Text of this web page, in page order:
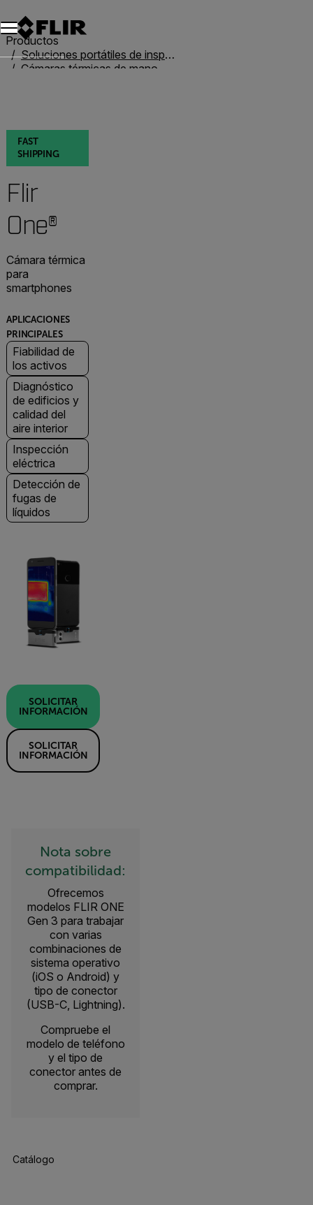
Productos
Soluciones portátiles de inspección
Cámaras térmicas de mano
FAST
SHIPPING
Flir
One®
Cámara térmica
para
smartphones
APLICACIONES
PRINCIPALES
Fiabilidad de
los activos
Diagnóstico
de edificios y
calidad del
aire interior
Inspección
eléctrica
Detección de
fugas de
líquidos
SOLICITAR
INFORMACIÓN
SOLICITAR
INFORMACIÓN
Nota sobre
compatibilidad:
Ofrecemos
modelos FLIR ONE
Gen 3 para trabajar
con varias
combinaciones de
sistema operativo
(iOS o Android) y
tipo de conector
(USB-C, Lightning).
Compruebe el
modelo de teléfono
y el tipo de
conector antes de
comprar.
Catálogo De Productos